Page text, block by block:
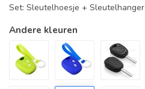
Set: Sleutelhoesje + Sleutelhanger
Andere kleuren